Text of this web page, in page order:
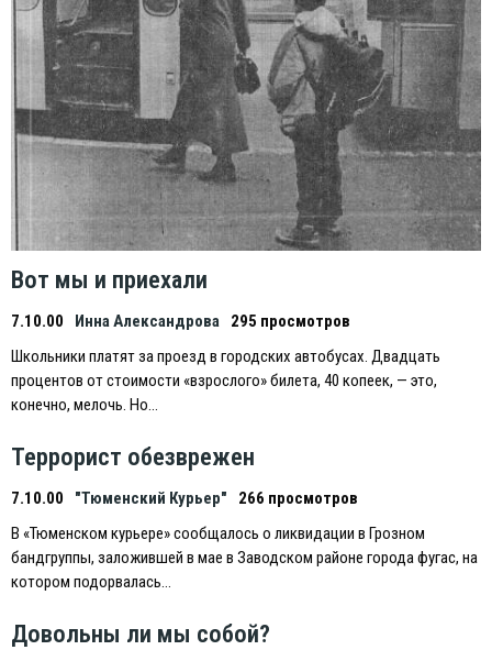
Вот мы и приехали
7.10.00 Инна Александрова
295 просмотров
Школьники платят за проезд в городских автобусах. Двадцать
процентов от стоимости «взрослого» билета, 40 копеек, — это,
конечно, мелочь. Но…
Террорист обезврежен
7.10.00 "Тюменский Курьер"
266 просмотров
В «Тюменском курьере» сообщалось о ликвидации в Грозном
бандгруппы, заложившей в мае в Заводском районе города фугас, на
котором подорвалась…
Довольны ли мы собой?